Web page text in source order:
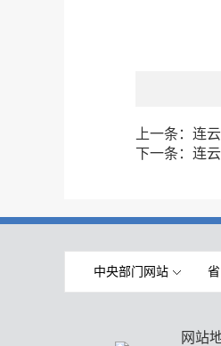
上一条： 连
下一条： 连
中央部门网站
网站